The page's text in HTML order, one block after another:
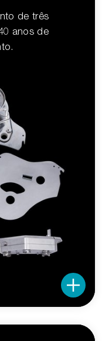
de três
anos de